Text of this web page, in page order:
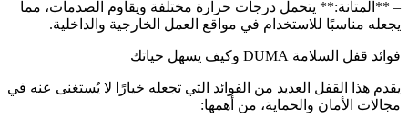
– **المتانة:** يتحمل درجات حرارة مختلفة ويقاوم الصدمات، مما
يجعله مناسبًا للاستخدام في مواقع العمل الخارجية والداخلية.
فوائد قفل السلامة DUMA وكيف يسهل حياتك
يقدم هذا القفل العديد من الفوائد التي تجعله خيارًا لا يُستغنى عنه في
مجالات الأمان والحماية، من أهمها: